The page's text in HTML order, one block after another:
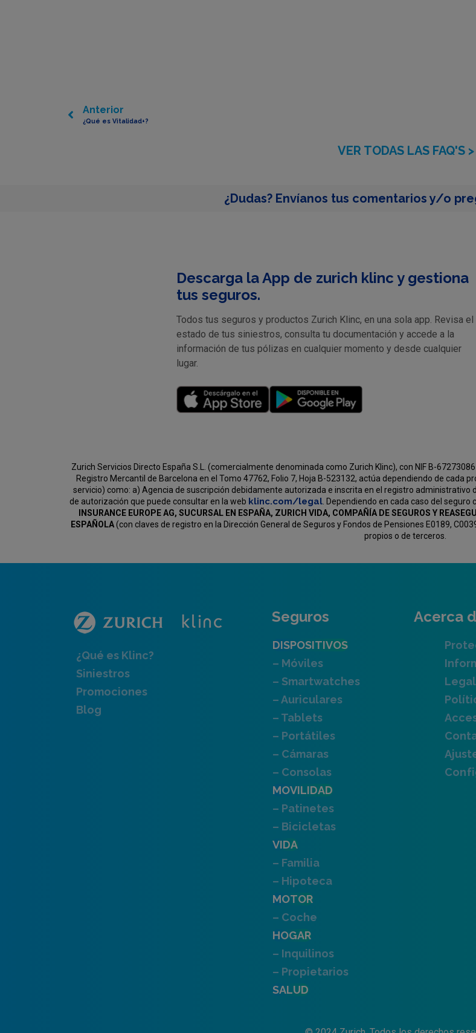
Anterior
¿Qué es Vitalidad+?
VER TODAS LAS FAQ'S >
¿Dudas? Envíanos tus comentarios y/o
Descarga la App de zurich klinc y gestiona
tus seguros.
Todos tus seguros y productos Zurich Klinc, en una sola app. Revisa el
estado de tus siniestros, consulta tu documentación y accede a la
información de tus pólizas en cualquier momento y desde cualquier
lugar.
Zurich Servicios Directo España S.L. (comercialmente denominada como Zurich Klinc), con NIF B-
Registro Mercantil de Barcelona en el Tomo 47762, Folio 7, Hoja B-523132, actúa dependiendo de cada
servicio) como: a) Agencia de suscripción debidamente autorizada e inscrita en el registro administrativo
de autorización que puede consultar en la web klinc.com/legal. Dependiendo en cada caso del
INSURANCE EUROPE AG, SUCURSAL EN ESPAÑA, ZURICH VIDA, COMPAÑÍA DE SEGUROS Y
ESPAÑOLA(con claves de registro en la Dirección General de Seguros y Fondos de Pensiones E0189,
propios o de terceros.
¿Qué es Klinc?
Siniestros
Promociones
Blog
Seguros
DISPOSITIVOS
– Móviles
– Smartwatches
– Auriculares
– Tablets
– Portátiles
– Cámaras
– Consolas
MOVILIDAD
– Patinetes
– Bicicletas
VIDA
– Familia
– Hipoteca
MOTOR
– Coche
HOGAR
– Inquilinos
– Propietarios
SALUD
Acerca